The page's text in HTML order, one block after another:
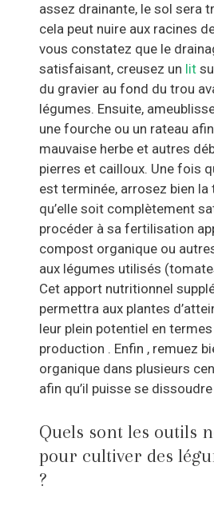
assez drainante, le sol sera
cela peut nuire aux racines
vous constatez que le
satisfaisant, creusez un lit
du gravier au fond du trou
légumes. Ensuite,
une fourche ou un rateau
mauvaise herbe et autres
pierres et cailloux. Une fois
est terminée, arrosez bien la
qu’elle soit complètement
procéder à sa fertilisation
compost organique ou
aux légumes utilisés
Cet apport nutritionnel
permettra aux plantes
leur plein potentiel en
production . Enfin , remuez
organique dans plusieurs
afin qu’il puisse se
Quels sont les outils
pour cultiver des
?